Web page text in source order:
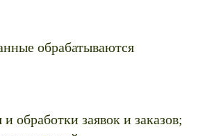
обрабатываются
обработки заявок и заказов;